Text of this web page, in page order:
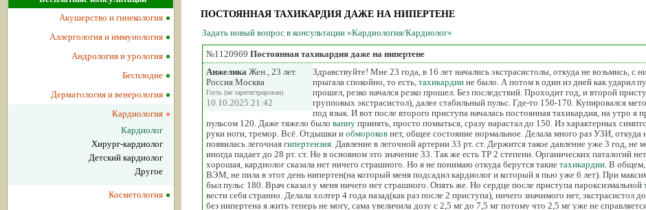
ПОСТОЯННАЯ ТАХИКАРДИЯ ДАЖЕ НА НИПЕРТЕНЕ
Задать новый вопрос в консультации «Кардиология/Кардиолог»
№1120969 Постоянная тахикардия даже на нипертене
Анжелика Жен., 23 лет.
Россия Москва
Гость (не зарегистрирован)
10.10.2025 21:42
Здравствуйте! Мне 23 года, в 16 лет начались экстрасистолы, откуда не возьмись, с
прыгала спокойно, то есть, тахикардии не было. А потом в один из дней как ударил
прошел, резко начался резко прошел. Без последствий. Проходит год, и второй
групповых экстрасистол), далее стабильный пульс. Где-то 150-170. Купировался
под язык. И вот после второго приступа началась постоянная тахикардия, на утро я
пульсом 120. Даже тяжело было ванну принять, просто помыться, сразу нарастал до 150. Из характерных
руки ноги, тремор. Всё. Отдышки и обмороков нет, общее состояние нормальное. Делала много раз УЗИ, откуда
появилась легочная гипертензия. Давление в легочной артерии 33 рт. ст. Держится такое давление уже 3 год, не
иногда падает до 28 рт. ст. Но в основном это значение 33. Так же есть ТР 2 степени. Органических паталогий
хорошая, кардиолог сказала нет ничего страшного. Но я не понимаю откуда берутся такие тахикардии. В общем,
ВЭМ, не пила в этот день нипертен(на который меня подсадил кардиолог и который я пью уже 6 лет). При
был пульс 180. Врач сказал у меня ничего нет страшного. Опять же. Но сердце после приступа пароксизмальной
вести себя странно. Делала холтер 4 года назад(как раз после 2 приступа), ничего значимого нет, экстрасистол
без нипертена я жить теперь не могу, сама увеличила дозу с 2,5 мг до 7,5 мг потому что 2,5 мг уже не
Акушерство и гинекология
Аллергология и иммунология
Андрология и урология
Бесплодие
Дерматология и венерология
Кардиология
Кардиолог
Хирург-кардиолог
Детский кардиолог
Другое
Косметология